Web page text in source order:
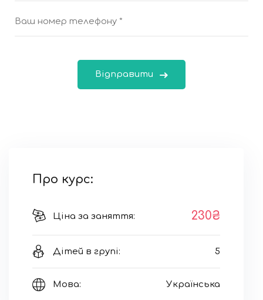
Про курс:
Ціна за заняття: 230₴
Дітей в групі: 5
Мова: Українська